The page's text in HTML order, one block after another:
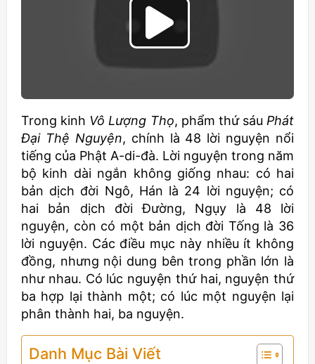
Trong kinh Vô Lượng Thọ, phẩm thứ sáu Phát
Đại Thệ Nguyện, chính là 48 lời nguyện nổi
tiếng của Phật A-di-đà. Lời nguyện trong năm
bộ kinh dài ngắn không giống nhau: có hai
bản dịch đời Ngô, Hán là 24 lời nguyện; có
hai bản dịch đời Đường, Ngụy là 48 lời
nguyện, còn có một bản dịch đời Tống là 36
lời nguyện. Các điều mục này nhiều ít không
đồng, nhưng nội dung bên trong phần lớn là
như nhau. Có lúc nguyện thứ hai, nguyện thứ
ba hợp lại thành một; có lúc một nguyện lại
phân thành hai, ba nguyện.
Danh Mục Bài Viết